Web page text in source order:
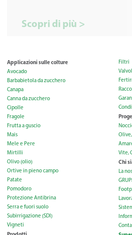
Scopri di più >
Applicazioni sulle colture
Avocado
Barbabietola da zucchero
Canapa
Canna da zucchero
Cipolle
Fragole
Frutta a guscio
Mais
Mele e Pere
Mirtilli
Olivo (olio)
Ortive in pieno campo
Patate
Pomodoro
Protezione Antibrina
Serra e fuori suolo
Subirrigazione (SDI)
Vigneti
Filtri
Vite,
Chi
La